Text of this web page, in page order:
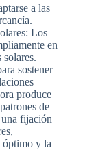
a las
Los
en
solares.
sostener
produce
de
fijación
óptimo y la